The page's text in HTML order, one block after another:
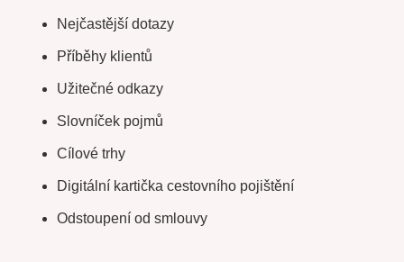
Nejčastější dotazy
Příběhy klientů
Užitečné odkazy
Slovníček pojmů
Cílové trhy
Digitální kartička cestovního pojištění
Odstoupení od smlouvy